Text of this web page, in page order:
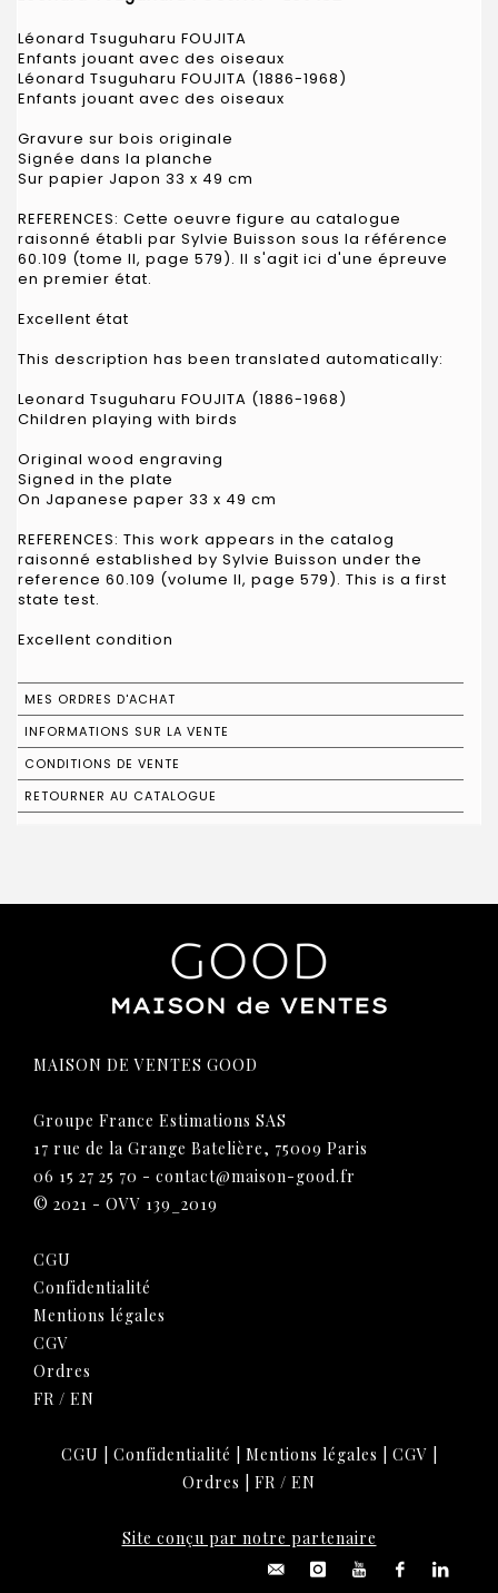
Léonard Tsuguharu FOUJITA
Enfants jouant avec des oiseaux
Léonard Tsuguharu FOUJITA (1886-1968)
Enfants jouant avec des oiseaux
Gravure sur bois originale
Signée dans la planche
Sur papier Japon 33 x 49 cm
REFERENCES: Cette oeuvre figure au catalogue
raisonné établi par Sylvie Buisson sous la référence
60.109 (tome II, page 579). Il s'agit ici d'une épreuve
en premier état.
Excellent état
This description has been translated automatically:
Leonard Tsuguharu FOUJITA (1886-1968)
Children playing with birds
Original wood engraving
Signed in the plate
On Japanese paper 33 x 49 cm
REFERENCES: This work appears in the catalog
raisonné established by Sylvie Buisson under the
reference 60.109 (volume II, page 579). This is a first
state test.
Excellent condition
MES ORDRES D'ACHAT
INFORMATIONS SUR LA VENTE
CONDITIONS DE VENTE
RETOURNER AU CATALOGUE
MAISON DE VENTES GOOD
Groupe France Estimations SAS
17 rue de la Grange Batelière, 75009 Paris
06 15 27 25 70 - contact@maison-good.fr
© 2021 - OVV 139_2019
CGU
Confidentialité
Mentions légales
CGV
Ordres
FR / EN
CGU Confidentialité Mentions légales CGV
Ordres
FR / EN
Site conçu par notre partenaire